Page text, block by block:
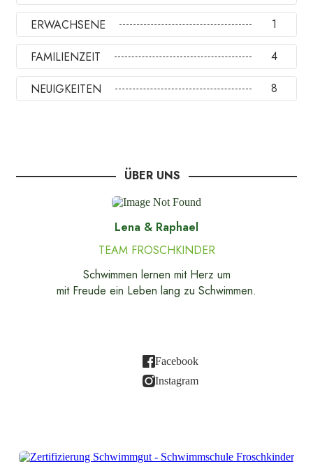
ERWACHSENE 1
FAMILIENZEIT 4
NEUIGKEITEN 8
ÜBER UNS
Lena & Raphael
TEAM FROSCHKINDER
Schwimmen lernen mit Herz um
mit Freude ein Leben lang zu Schwimmen.
Facebook
Instagram